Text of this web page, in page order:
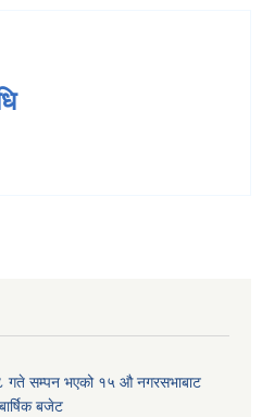
गते सम्पन भएको १५ ‍‍‍औ नगरसभाबाट
बजेट